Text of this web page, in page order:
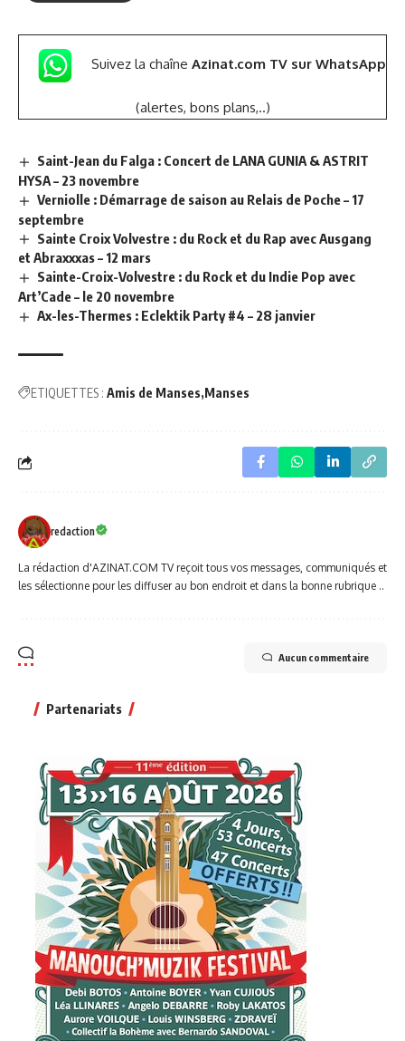
Suivez la chaîne Azinat.com TV sur WhatsApp
(alertes, bons plans,..)
Saint-Jean du Falga : Concert de LANA GUNIA & ASTRIT
HYSA – 23 novembre
Verniolle : Démarrage de saison au Relais de Poche – 17
septembre
Sainte Croix Volvestre : du Rock et du Rap avec Ausgang
et Abraxxxas – 12 mars
Sainte-Croix-Volvestre : du Rock et du Indie Pop avec
Art’Cade – le 20 novembre
Ax-les-Thermes : Eclektik Party #4 – 28 janvier
ETIQUETTES : Amis de Manses Manses
redaction
La rédaction d'AZINAT.COM TV reçoit tous vos messages, communiqués et
les sélectionne pour les diffuser au bon endroit et dans la bonne rubrique ..
Aucun commentaire
Partenariats